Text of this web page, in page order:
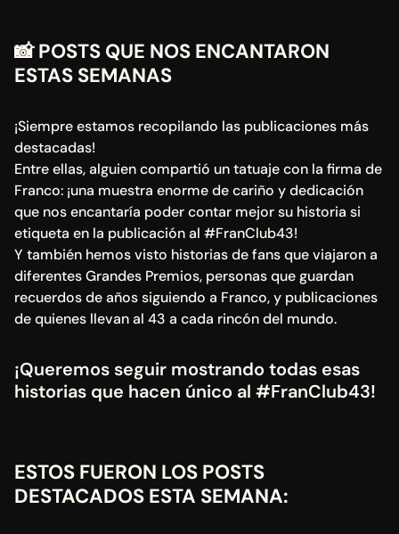
📸 POSTS QUE NOS ENCANTARON
ESTAS SEMANAS
¡Siempre estamos recopilando las publicaciones más
destacadas!
Entre ellas, alguien compartió un tatuaje con la firma de
Franco: ¡una muestra enorme de cariño y dedicación
que nos encantaría poder contar mejor su historia si
etiqueta en la publicación al #FranClub43!
Y también hemos visto historias de fans que viajaron a
diferentes Grandes Premios, personas que guardan
recuerdos de años siguiendo a Franco, y publicaciones
de quienes llevan al 43 a cada rincón del mundo.
¡Queremos seguir mostrando todas esas
historias que hacen único al #FranClub43!
ESTOS FUERON LOS POSTS
DESTACADOS ESTA SEMANA: